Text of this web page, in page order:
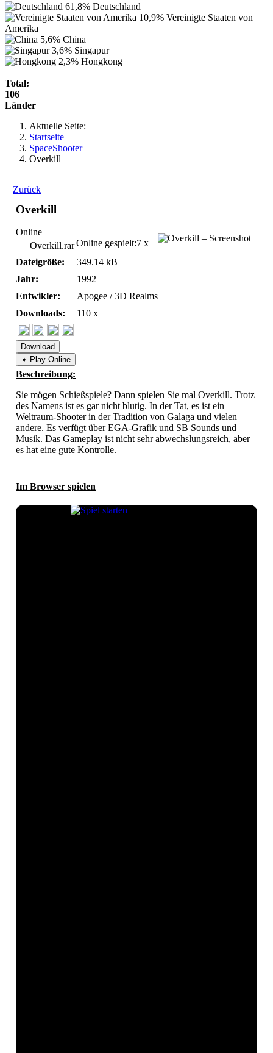
61,8% Deutschland
10,9% Vereinigte Staaten von
Amerika
5,6% China
3,6% Singapur
2,3% Hongkong
Total:
106
Länder
Aktuelle Seite:
Startseite
SpaceShooter
Overkill
Zurück
Overkill
Online
Overkill.rar
Dateigröße:
349.14 kB
Jahr:
1992
Entwikler:
Apogee / 3D Realms
Downloads:
110 x
Online gespielt:7 x
Download
➧ Play Online
Beschreibung:
Sie mögen Schießspiele? Dann spielen Sie mal Overkill. Trotz
des Namens ist es gar nicht blutig. In der Tat, es ist ein
Weltraum-Shooter in der Tradition von Galaga und vielen
andere. Es verfügt über EGA-Grafik und SB Sounds und
Musik. Das Gameplay ist nicht sehr abwechslungsreich, aber
es hat eine gute Kontrolle.
Im Browser spielen